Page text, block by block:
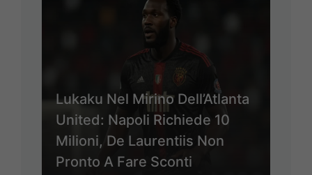
Lukaku Nel Mirino Dell’Atlanta
United: Napoli Richiede 10
Milioni, De Laurentiis Non
Pronto A Fare Sconti